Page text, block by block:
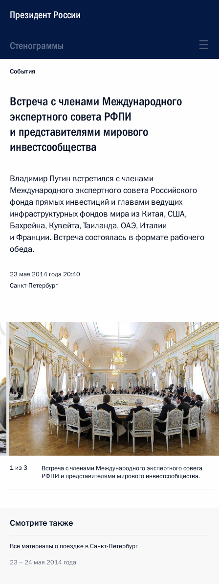
Президент России
Стенограммы
События
Встреча с членами Международного
экспертного совета РФПИ
и представителями мирового
инвестсообщества
Владимир Путин встретился с членами
Международного экспертного совета Российского
фонда прямых инвестиций и главами ведущих
инфраструктурных фондов мира из Китая, США,
Бахрейна, Кувейта, Таиланда, ОАЭ, Италии
и Франции. Встреча состоялась в формате рабочего
обеда.
23 мая 2014 года20:40
Санкт-Петербург
1 из 3
Встреча с членами Международного экспертного совета
РФПИ и представителями мирового инвестсообщества.
Смотрите также
Все материалы о поездке в Санкт-Петербург
23 − 24 мая 2014 года